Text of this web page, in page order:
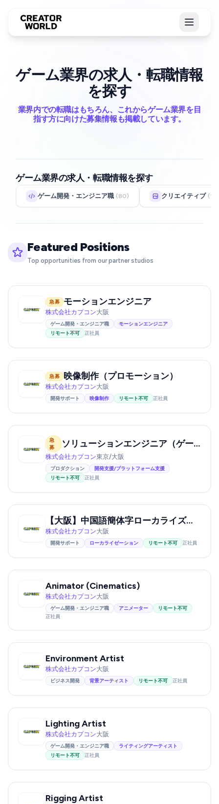
ゲーム業界の求人・転職情報
を探す
業界内での転職はもちろん、これからゲーム業界を目
指す方に向けた募集情報も掲載しています。
ゲーム業界の求人・転職情報を探す
ゲーム開発・エンジニア職 (80) クリエイティブ (11)
Featured Positions
Top opportunities from our partner studios
急募 モーションエンジニア
株式会社カプコン大阪
ゲーム開発・エンジニア職
モーションエンジニア
リモート不可
正社員
急募 映像制作（プロモーション）
株式会社カプコン大阪
開発サポート 映像制作 リモート不可 正社員
急
募
ソリューションエンジニア（ゲーム開発）
株式会社カプコン東京/大阪
プロダクション
開発支援/プラットフォーム支援
リモート不可
正社員
【大阪】中国語簡体字ローカライズ担当
株式会社カプコン大阪
開発サポート ローカライゼーション リモート不可 正社員
Animator (Cinematics)
株式会社カプコン大阪
ゲーム開発・エンジニア職 アニメーター
リモート不可
正社員
Environment Artist
株式会社カプコン大阪
ビジネス開発 背景アーティスト リモート不可 正社員
Lighting Artist
株式会社カプコン大阪
ゲーム開発・エンジニア職
ライティングアーティスト
リモート不可
正社員
Rigging Artist